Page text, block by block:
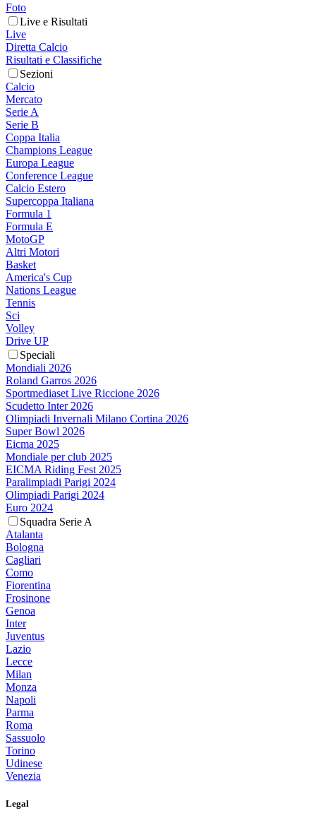
Foto
Live e Risultati
Live
Diretta Calcio
Risultati e Classifiche
Sezioni
Calcio
Mercato
Serie A
Serie B
Coppa Italia
Champions League
Europa League
Conference League
Calcio Estero
Supercoppa Italiana
Formula 1
Formula E
MotoGP
Altri Motori
Basket
America's Cup
Nations League
Tennis
Sci
Volley
Drive UP
Speciali
Mondiali 2026
Roland Garros 2026
Sportmediaset Live Riccione 2026
Scudetto Inter 2026
Olimpiadi Invernali Milano Cortina 2026
Super Bowl 2026
Eicma 2025
Mondiale per club 2025
EICMA Riding Fest 2025
Paralimpiadi Parigi 2024
Olimpiadi Parigi 2024
Euro 2024
Squadra Serie A
Atalanta
Bologna
Cagliari
Como
Fiorentina
Frosinone
Genoa
Inter
Juventus
Lazio
Lecce
Milan
Monza
Napoli
Parma
Roma
Sassuolo
Torino
Udinese
Venezia
Legal